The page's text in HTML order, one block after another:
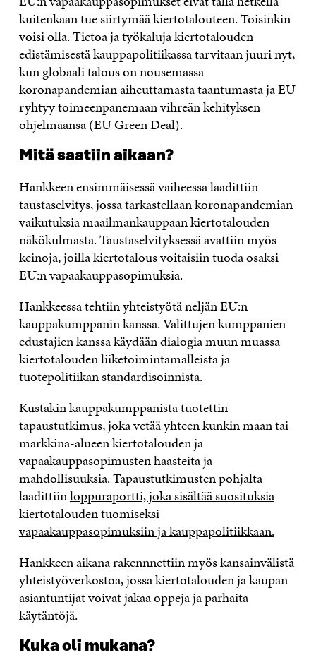
kuitenkaan tue siirtymää kiertotalouteen. Toisinkin
voisi olla. Tietoa ja työkaluja kiertotalouden
edistämisestä kauppapolitiikassa tarvitaan juuri nyt,
kun globaali talous on nousemassa
koronapandemian aiheuttamasta taantumasta ja EU
ryhtyy toimeenpanemaan vihreän kehityksen
ohjelmaansa (EU Green Deal).
Mitä saatiin aikaan?
Hankkeen ensimmäisessä vaiheessa laadittiin
taustaselvitys, jossa tarkastellaan koronapandemian
vaikutuksia maailmankauppaan kiertotalouden
näkökulmasta. Taustaselvityksessä avattiin myös
keinoja, joilla kiertotalous voitaisiin tuoda osaksi
EU:n vapaakauppasopimuksia.
Hankkeessa tehtiin yhteistyötä neljän EU:n
kauppakumppanin kanssa. Valittujen kumppanien
edustajien kanssa käydään dialogia muun muassa
kiertotalouden liiketoimintamalleista ja
tuotepolitiikan standardisoinnista.
Kustakin kauppakumppanista tuotettin
tapaustutkimus, joka vetää yhteen kunkin maan tai
markkina-alueen kiertotalouden ja
vapaakauppasopimusten haasteita ja
mahdollisuuksia. Tapaustutkimusten pohjalta
laadittiinloppuraportti, joka sisältää suosituksia
kiertotalouden tuomiseksi
vapaakauppasopimuksiin ja kauppapolitiikkaan.
Hankkeen aikana rakennnettiin myös kansainvälistä
yhteistyöverkostoa, jossa kiertotalouden ja kaupan
asiantuntijat voivat jakaa oppeja ja parhaita
käytäntöjä.
Kuka oli mukana?